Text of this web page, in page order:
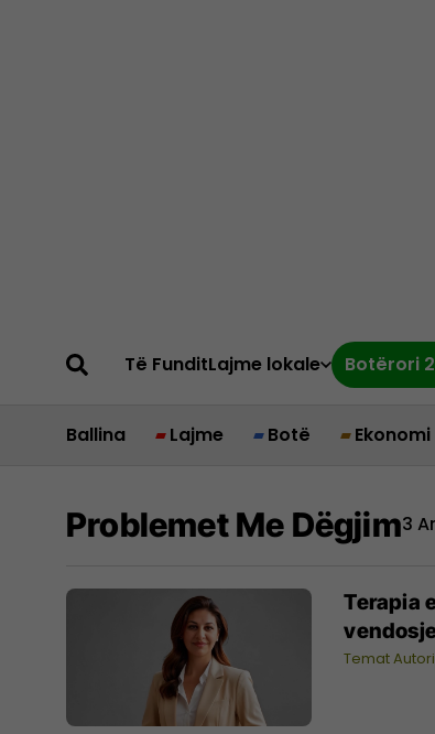
Të FunditLajme lokale Botërori
Ballina Lajme Botë Ekonomi
Problemet Me Dëgjim3
Terapia
Temat